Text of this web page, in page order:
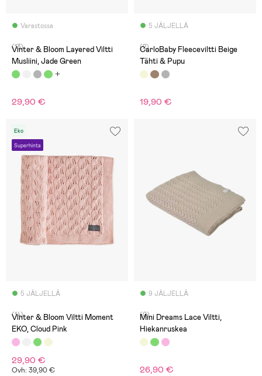
Varastossa
(13)
Vinter & Bloom Layered Viltti
Musliini, Jade Green
29,90 €
5 JÄLJELLÄ
(2)
CarloBaby Fleeceviltti Beige
Tähti & Pupu
19,90 €
Eko
Superhinta
5 JÄLJELLÄ
(14)
Vinter & Bloom Viltti Moment
EKO, Cloud Pink
29,90 €
Ovh: 39,90 €
9 JÄLJELLÄ
(0)
Mini Dreams Lace Viltti,
Hiekanruskea
26,90 €